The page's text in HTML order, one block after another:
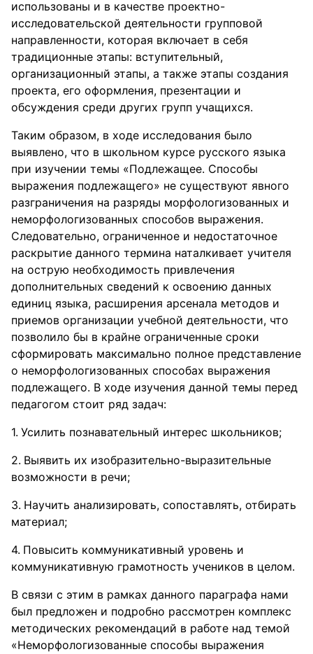
использованы и в качестве проектно-
исследовательской деятельности групповой
направленности, которая включает в себя
традиционные этапы: вступительный,
организационный этапы, а также этапы создания
проекта, его оформления, презентации и
обсуждения среди других групп учащихся.
Таким образом, в ходе исследования было
выявлено, что в школьном курсе русского языка
при изучении темы «Подлежащее. Способы
выражения подлежащего» не существуют явного
разграничения на разряды морфологизованных и
неморфологизованных способов выражения.
Следовательно, ограниченное и недостаточное
раскрытие данного термина наталкивает учителя
на острую необходимость привлечения
дополнительных сведений к освоению данных
единиц языка, расширения арсенала методов и
приемов организации учебной деятельности, что
позволило бы в крайне ограниченные сроки
сформировать максимально полное представление
о неморфологизованных способах выражения
подлежащего. В ходе изучения данной темы перед
педагогом стоит ряд задач:
Усилить познавательный интерес школьников;
Выявить их изобразительно-выразительные
возможности в речи;
Научить анализировать, сопоставлять, отбирать
материал;
Повысить коммуникативный уровень и
коммуникативную грамотность учеников в целом.
В связи с этим в рамках данного параграфа нами
был предложен и подробно рассмотрен комплекс
методических рекомендаций в работе над темой
«Неморфологизованные способы выражения